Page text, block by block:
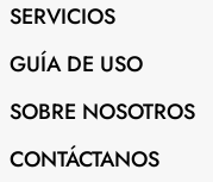
SERVICIOS
GUÍA DE USO
SOBRE NOSOTROS
CONTÁCTANOS